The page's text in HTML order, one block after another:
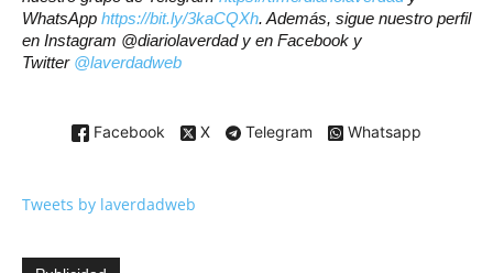
WhatsApp https://bit.ly/3kaCQXh. Además, sigue nuestro perfil
en Instagram @diariolaverdady en Facebook y
Twitter @laverdadweb
Facebook X Telegram Whatsapp
Tweets by laverdadweb